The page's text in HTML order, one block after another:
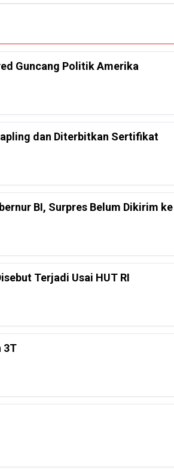
Guncang Politik Amerika
dan Diterbitkan Sertifikat
BI, Surpres Belum Dikirim ke
Terjadi Usai HUT RI
3T